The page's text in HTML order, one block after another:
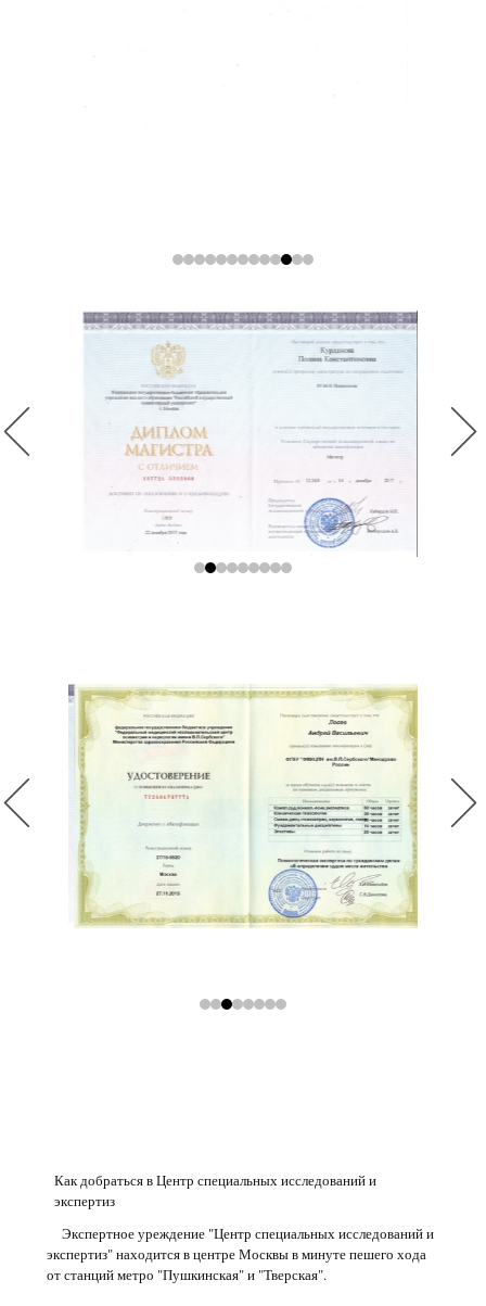
Как добраться в Центр специальных исследований и
экспертиз
Экспертное уреждение "Центр специальных исследований и
экспертиз" находится в центре Москвы в минуте пешего хода
от станций метро "Пушкинская" и "Тверская".